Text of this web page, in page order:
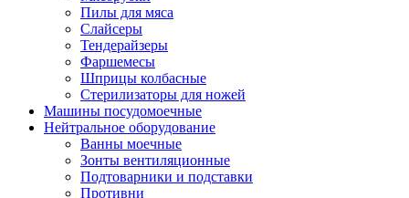
Пилы для мяса
Слайсеры
Тендерайзеры
Фаршемесы
Шприцы колбасные
Стерилизаторы для ножей
Машины посудомоечные
Нейтральное оборудование
Ванны моечные
Зонты вентиляционные
Подтоварники и подставки
Противни